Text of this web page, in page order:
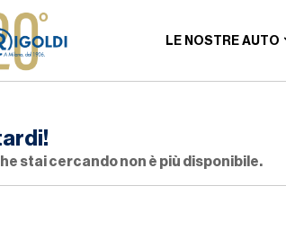
LE NOSTRE AUTO
stai cercando non è più disponibile.